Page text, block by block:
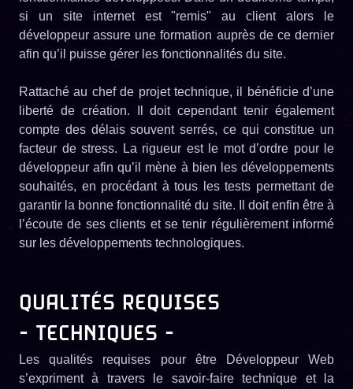
si un site internet est "remis" au client alors le
développeur assure une formation auprès de ce dernier
afin qu’il puisse gérer les fonctionnalités du site.
Rattaché au chef de projet technique, il bénéficie d’une
liberté de création. Il doit cependant tenir également
compte des délais souvent serrés, ce qui constitue un
facteur de stress. La rigueur est le mot d’ordre pour le
développeur afin qu’il mène à bien les développements
souhaités, en procédant à tous les tests permettant de
garantir la bonne fonctionnalité du site. Il doit enfin être à
l’écoute de ses clients et se tenir régulièrement informé
sur les développements technologiques.
QUALITÉS REQUISES
- TECHNIQUES -
Les qualités requises pour être Développeur Web
s’expriment à travers le savoir-faire technique et la